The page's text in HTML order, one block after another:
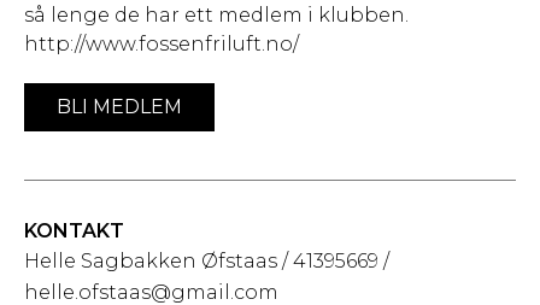
så lenge de har ett medlem i klubben.
http://www.fossenfriluft.no/
BLI MEDLEM
KONTAKT
Helle Sagbakken Øfstaas / 41395669 /
helle.ofstaas@gmail.com